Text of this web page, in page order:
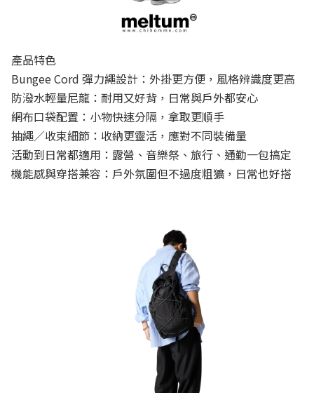
產品特色
Bungee Cord 彈力繩設計：外掛更方便，風格辨識度更高
防潑水輕量尼龍：耐用又好背，日常與戶外都安心
網布口袋配置：小物快速分隔，拿取更順手
抽繩／收束細節：收納更靈活，應對不同裝備量
活動到日常都適用：露營、音樂祭、旅行、通勤一包搞定
機能感與穿搭兼容：戶外氛圍但不過度粗獷，日常也好搭